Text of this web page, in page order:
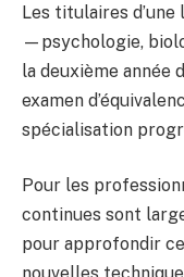
Les titulaires d’une
—psychologie,
la deuxième année
examen
spécialisation
Pour les
continues sont
pour approfondir